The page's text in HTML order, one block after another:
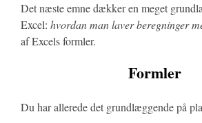
Det næste emne dækker en meget
Excel: hvordan man laver beregninger
af Excels formler.
Formler
Du har allerede det grundlæggende på